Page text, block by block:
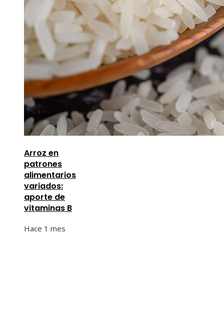
Arroz en
patrones
alimentarios
variados:
aporte de
vitaminas B
Hace 1 mes